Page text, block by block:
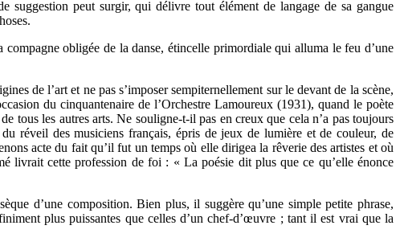
suggestion peut surgir, qui délivre tout élément de langage de sa gangue
obligée de la danse, étincelle primordiale qui alluma le feu d’une
de l’art et ne pas s’imposer sempiternellement sur le devant de la scène,
du cinquantenaire de l’Orchestre Lamoureux (1931), quand le poète
tous les autres arts. Ne souligne-t-il pas en creux que cela n’a pas toujours
réveil des musiciens français, épris de jeux de lumière et de couleur, de
acte du fait qu’il fut un temps où elle dirigea la rêverie des artistes et où
livrait cette profession de foi : « La poésie dit plus que ce qu’elle énonce
d’une composition. Bien plus, il suggère qu’une simple petite phrase,
plus puissantes que celles d’un chef-d’œuvre ; tant il est vrai que la